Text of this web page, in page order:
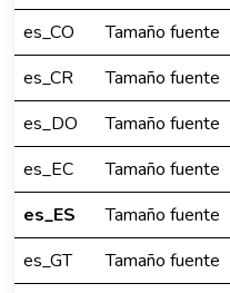
es_CO
Tamaño fuente
es_CR
Tamaño fuente
es_DO
Tamaño fuente
es_EC
Tamaño fuente
es_ES
Tamaño fuente
es_GT
Tamaño fuente